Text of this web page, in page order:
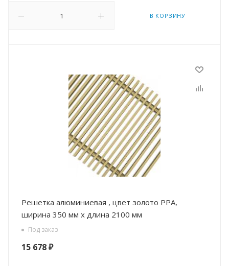
В КОРЗИНУ
Решетка алюминиевая , цвет золото РРА,
ширина 350 мм х длина 2100 мм
Под заказ
15 678₽